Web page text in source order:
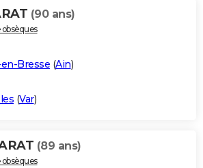
(90 ans)
Bresse (Ain)
(Var)
(89 ans)